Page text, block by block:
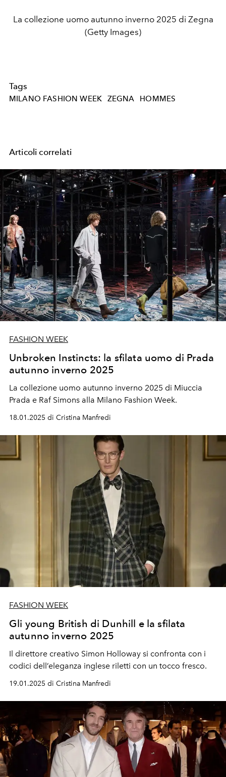
La collezione uomo autunno inverno 2025 di Zegna
(Getty Images)
Tags
MILANO FASHION WEEK ZEGNA HOMMES
Articoli correlati
FASHION WEEK
Unbroken Instincts: la sfilata uomo di Prada
autunno inverno 2025
La collezione uomo autunno inverno 2025 di Miuccia
Prada e Raf Simons alla Milano Fashion Week.
18.01.2025 di Cristina Manfredi
FASHION WEEK
Gli young British di Dunhill e la sfilata
autunno inverno 2025
Il direttore creativo Simon Holloway si confronta con i
codici dell’eleganza inglese riletti con un tocco fresco.
19.01.2025 di Cristina Manfredi